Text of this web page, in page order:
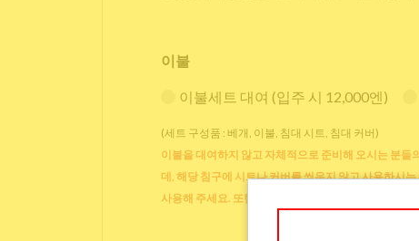
이불
이불세트 대여 (입주 시 12,000엔)
(세트 구성품 : 베개, 이불, 침대 시트, 침대 커버)
이불을 대여하지 않고 자체적으로 준비해 오시는 분
데, 해당 침구에 시트나 커버를 씌우지 않고 사용하시
사용해 주세요. 또한 주무시는 동안 덮을 베개, 이불도